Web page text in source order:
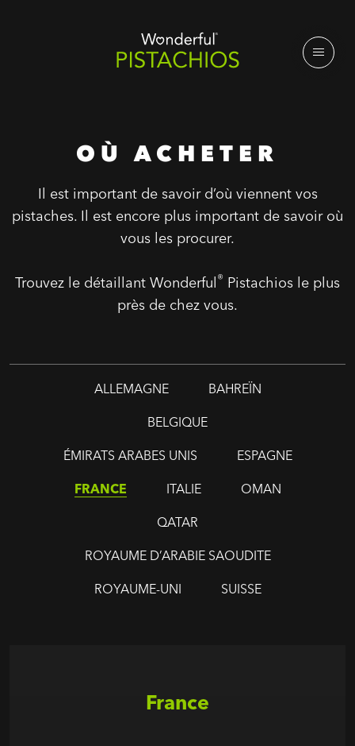
OÙ ACHETER
Il est important de savoir d’où viennent vos
pistaches. Il est encore plus important de savoir où
vous les procurer.
Trouvez le détaillant Wonderful® Pistachios le plus
près de chez vous.
ALLEMAGNE BAHREÏN
BELGIQUE
ÉMIRATS ARABES UNIS ESPAGNE
FRANCE ITALIE OMAN
QATAR
ROYAUME D’ARABIE SAOUDITE
ROYAUME-UNI SUISSE
France